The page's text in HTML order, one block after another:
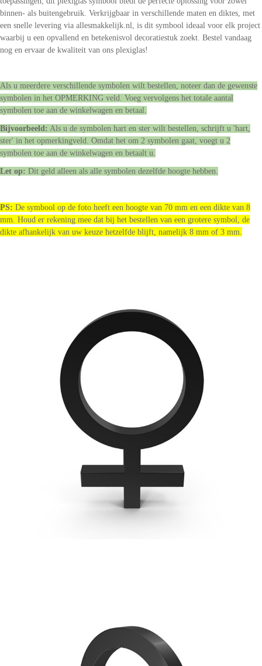
binnen- als buitengebruik. Verkrijgbaar in verschillende maten en diktes, met
een snelle levering via allesmakkelijk.nl, is dit symbool ideaal voor elk project
waarbij u een opvallend en betekenisvol decoratiestuk zoekt. Bestel vandaag
nog en ervaar de kwaliteit van ons plexiglas!
Als u meerdere verschillende symbolen wilt bestellen, noteer dan de gewenste
symbolen in het OPMERKING veld. Voeg vervolgens het totale aantal
symbolen toe aan de winkelwagen en betaal.
Bijvoorbeeld: Als u de symbolen hart en ster wilt bestellen, schrijft u 'hart,
ster' in het opmerkingveld. Omdat het om 2 symbolen gaat, voegt u 2
symbolen toe aan de winkelwagen en betaalt u.
Let op: Dit geld alleen als alle symbolen dezelfde hoogte hebben.
PS: De symbool op de foto heeft een hoogte van 70 mm en een dikte van 8
mm. Houd er rekening mee dat bij het bestellen van een grotere symbol, de
dikte afhankelijk van uw keuze hetzelfde blijft, namelijk 8 mm of 3 mm.